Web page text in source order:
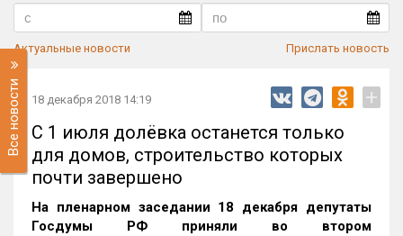
Актуальные новости Прислать новость
Все новости 18 декабря 2018 14:19 +
С 1 июля долёвка останется только
для домов, строительство которых
почти завершено
На пленарном заседании 18 декабря депутаты
Госдумы РФ приняли во втором